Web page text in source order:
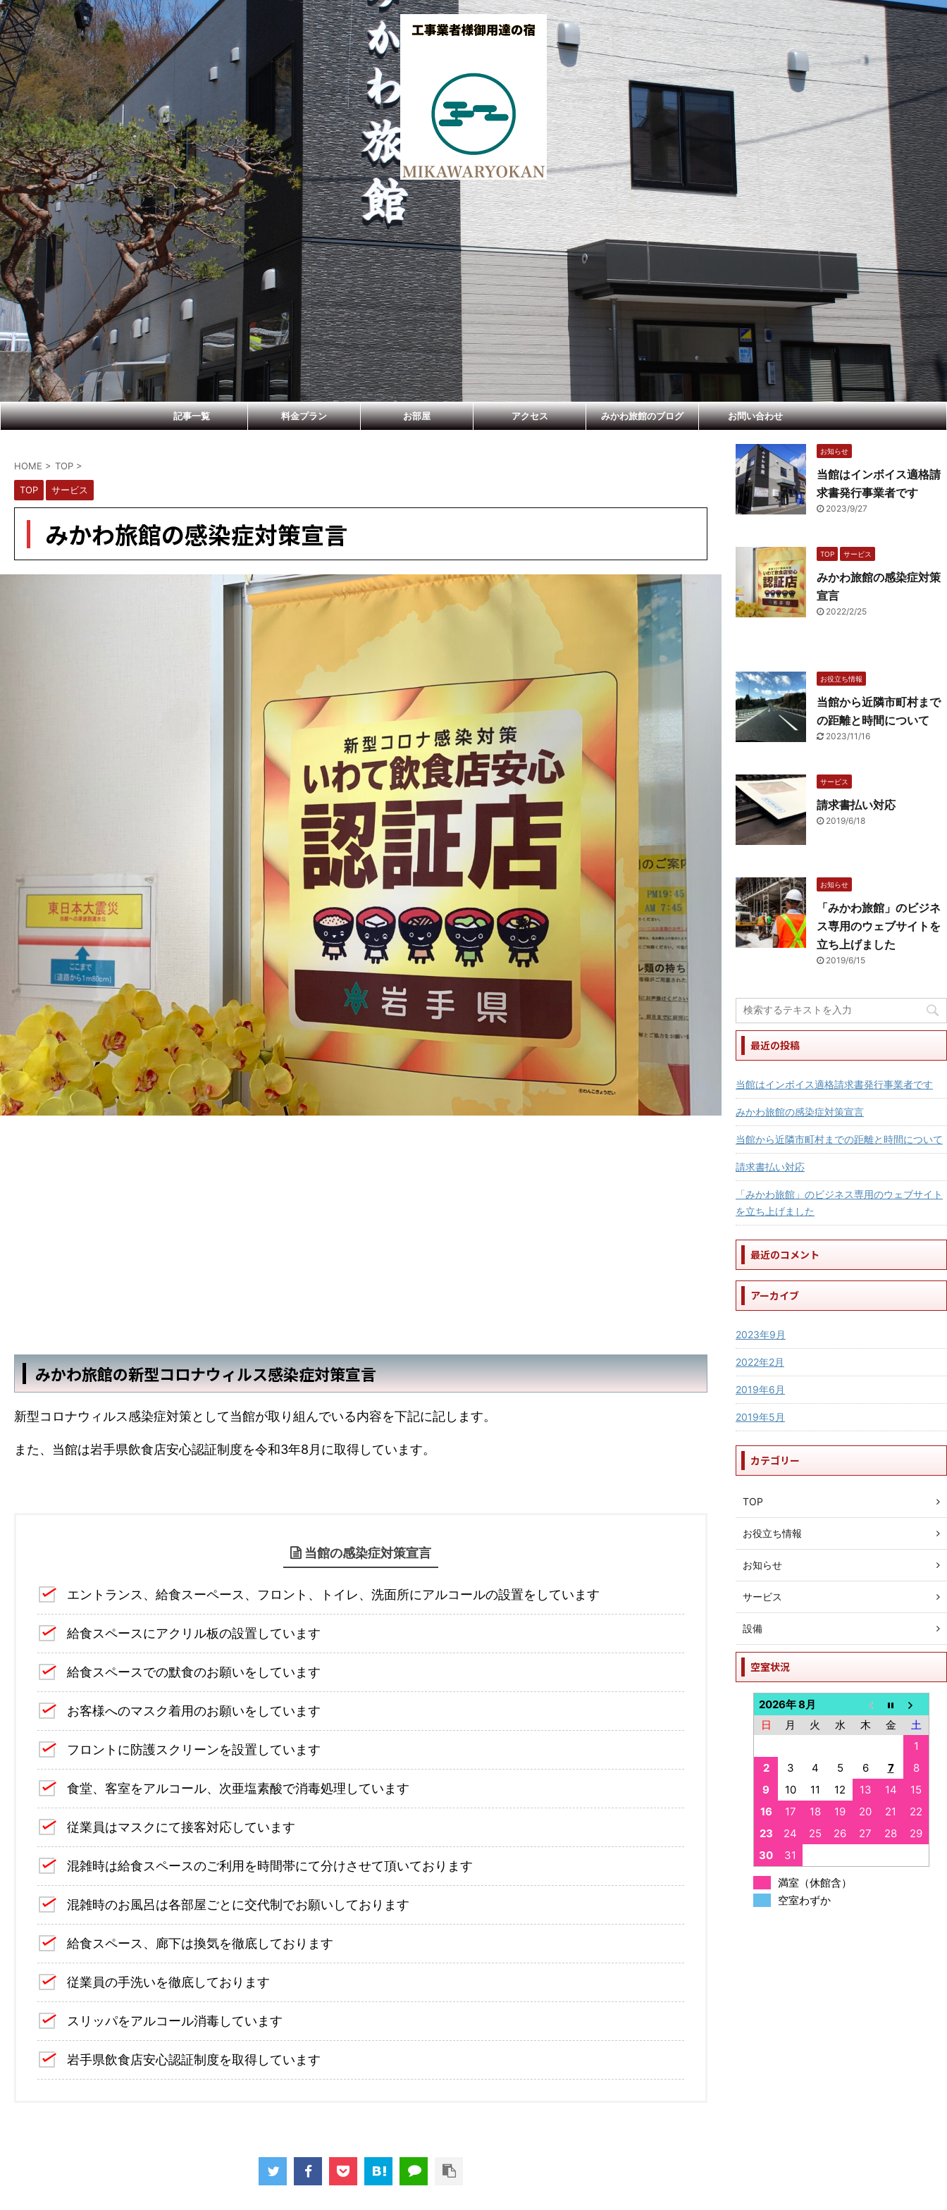
記事一覧 料金プラン お部屋 アクセス みかわ旅館のブログ お問い合わせ
HOME > TOP >
TOP サービス
みかわ旅館の感染症対策宣言
みかわ旅館の新型コロナウィルス感染症対策宣言
新型コロナウィルス感染症対策として当館が取り組んでいる内容を下記に記します。
また、当館は岩手県飲食店安心認証制度を令和3年8月に取得しています。
当館の感染症対策宣言
エントランス、給食スーペース、フロント、トイレ、洗面所にアルコールの設置をしています
給食スペースにアクリル板の設置しています
給食スペースでの默食のお願いをしています
お客様へのマスク着用のお願いをしています
フロントに防護スクリーンを設置しています
食堂、客室をアルコール、次亜塩素酸で消毒処理しています
従業員はマスクにて接客対応しています
混雑時は給食スペースのご利用を時間帯にて分けさせて頂いております
混雑時のお風呂は各部屋ごとに交代制でお願いしております
給食スペース、廊下は換気を徹底しております
従業員の手洗いを徹底しております
スリッパをアルコール消毒しています
岩手県飲食店安心認証制度を取得しています
お知らせ
当館はインボイス適格請
求書発行事業者です
2023/9/27
TOP サービス
みかわ旅館の感染症対策
宣言
2022/2/25
お役立ち情報
当館から近隣市町村まで
の距離と時間について
2023/11/16
サービス
請求書払い対応
2019/6/18
お知らせ
「みかわ旅館」のビジネ
ス専用のウェブサイトを
立ち上げました
2019/6/15
最近の投稿
当館はインボイス適格請求書発行事業者です
みかわ旅館の感染症対策宣言
当館から近隣市町村までの距離と時間について
請求書払い対応
「みかわ旅館」のビジネス専用のウェブサイト
を立ち上げました
最近のコメント
アーカイブ
2023年9月
2022年2月
2019年6月
2019年5月
カテゴリー
TOP
お役立ち情報
お知らせ
サービス
設備
空室状況
2026年 8月
日
月 火 水 木 金
土
1
2
3 4 5 6 7
8
9
10 11 12 13 14
15
16
17 18 19 20 21
22
23
24 25 26 27 28
29
30
31
満室（休館含）
空室わずか